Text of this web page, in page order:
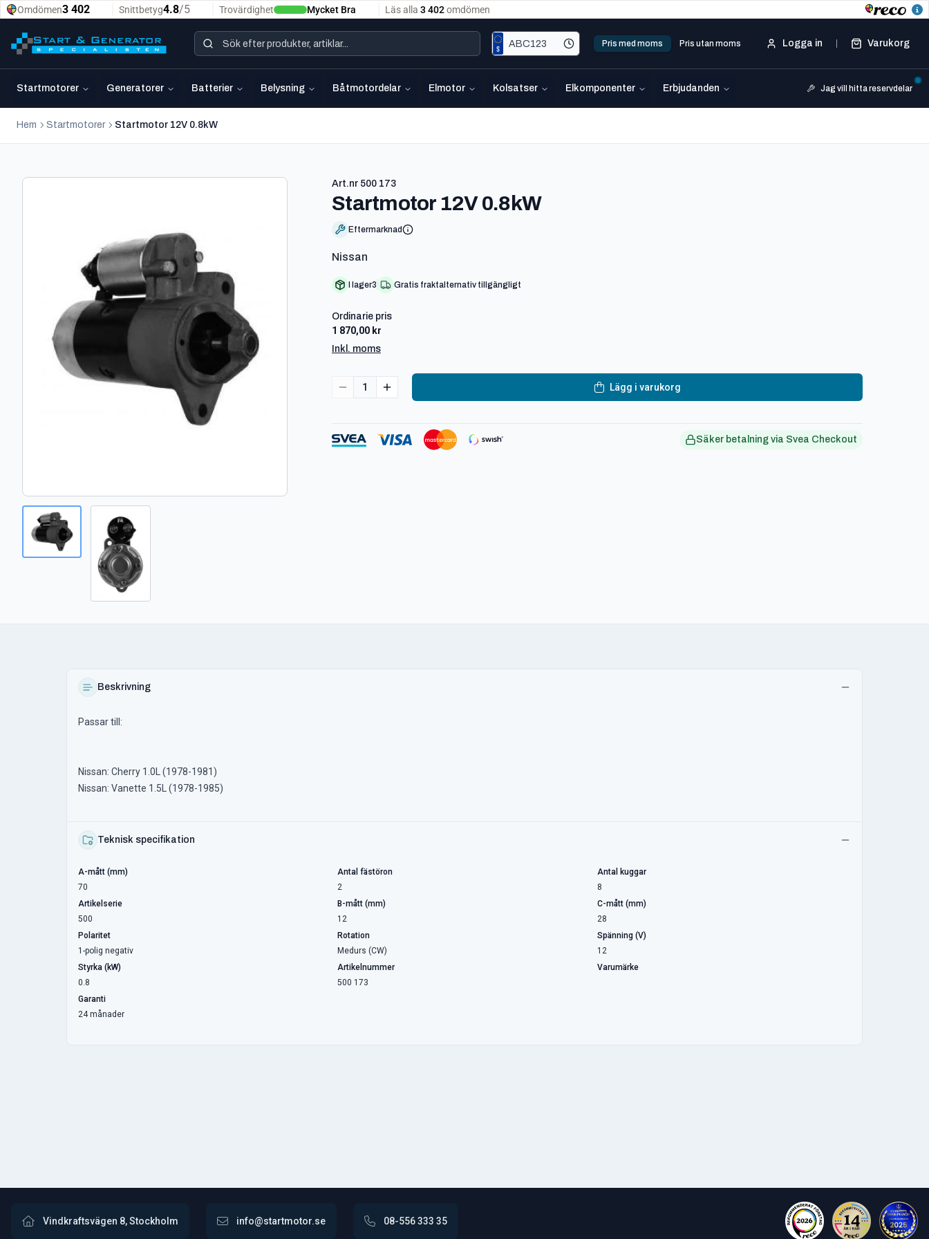
Pris med moms Pris utan moms Logga in Varukorg
Startmotorer Generatorer Batterier Belysning Båtmotordelar Elmotor Kolsatser Elkomponenter Erbjudanden Jag vill hitta reservdelar
Hem Startmotorer Startmotor 12V 0.8kW
Art.nr 500 173
Startmotor 12V 0.8kW-
Eftermarknad
Nissan
I lager3 Gratis fraktalternativ tillgängligt
Ordinarie pris
1 870,00 kr
Inkl. moms
1 Lägg i varukorg
Säker betalning via Svea Checkout
Beskrivning
Passar till:
Nissan: Cherry 1.0L (1978-1981)
Nissan: Vanette 1.5L (1978-1985)
Teknisk specifikation
A-mått (mm)
70
Antal fästöron
2
Antal kuggar
8
Artikelserie
500
B-mått (mm)
12
C-mått (mm)
28
Polaritet
1-polig negativ
Rotation
Medurs (CW)
Spänning (V)
12
Styrka (kW)
0.8
Artikelnummer
500 173
Varumärke
Garanti
24 månader
Vindkraftsvägen 8, Stockholm info@startmotor.se 08-556 333 35